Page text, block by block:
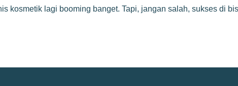
kosmetik lagi booming banget. Tapi, jangan salah, sukses di